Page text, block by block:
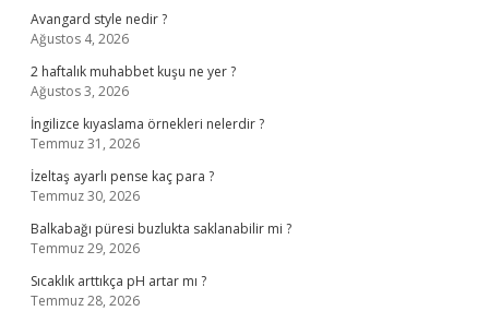
Avangard style nedir ?
Ağustos 4, 2026
2 haftalık muhabbet kuşu ne yer ?
Ağustos 3, 2026
İngilizce kıyaslama örnekleri nelerdir ?
Temmuz 31, 2026
İzeltaş ayarlı pense kaç para ?
Temmuz 30, 2026
Balkabağı püresi buzlukta saklanabilir mi ?
Temmuz 29, 2026
Sıcaklık arttıkça pH artar mı ?
Temmuz 28, 2026